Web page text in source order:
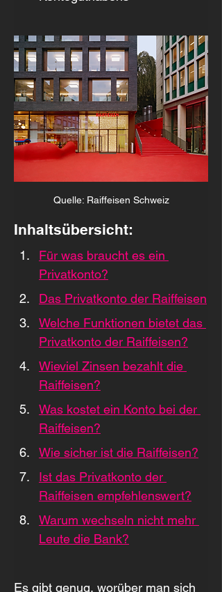
Quelle: Raiffeisen Schweiz
Inhaltsübersicht:
Für was braucht es ein
Privatkonto?
Das Privatkonto der Raiffeisen
Welche Funktionen bietet das
Privatkonto der Raiffeisen?
Wieviel Zinsen bezahlt die
Raiffeisen?
Was kostet ein Konto bei der
Raiffeisen?
Wie sicher ist die Raiffeisen?
Ist das Privatkonto der
Raiffeisen empfehlenswert?
Warum wechseln nicht mehr
Leute die Bank?
Es gibt genug, worüber man sich